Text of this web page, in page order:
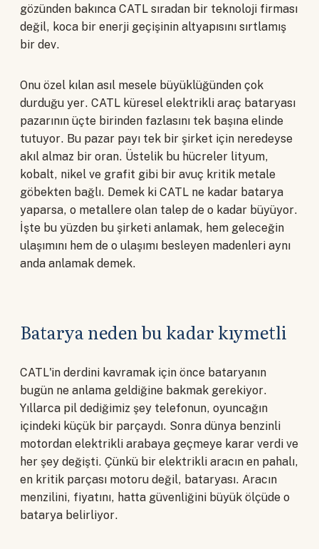
gözünden bakınca CATL sıradan bir teknoloji firması
değil, koca bir enerji geçişinin altyapısını sırtlamış
bir dev.
Onu özel kılan asıl mesele büyüklüğünden çok
durduğu yer. CATL küresel elektrikli araç bataryası
pazarının üçte birinden fazlasını tek başına elinde
tutuyor. Bu pazar payı tek bir şirket için neredeyse
akıl almaz bir oran. Üstelik bu hücreler lityum,
kobalt, nikel ve grafit gibi bir avuç kritik metale
göbekten bağlı. Demek ki CATL ne kadar batarya
yaparsa, o metallere olan talep de o kadar büyüyor.
İşte bu yüzden bu şirketi anlamak, hem geleceğin
ulaşımını hem de o ulaşımı besleyen madenleri aynı
anda anlamak demek.
Batarya neden bu kadar kıymetli
CATL'in derdini kavramak için önce bataryanın
bugün ne anlama geldiğine bakmak gerekiyor.
Yıllarca pil dediğimiz şey telefonun, oyuncağın
içindeki küçük bir parçaydı. Sonra dünya benzinli
motordan elektrikli arabaya geçmeye karar verdi ve
her şey değişti. Çünkü bir elektrikli aracın en pahalı,
en kritik parçası motoru değil, bataryası. Aracın
menzilini, fiyatını, hatta güvenliğini büyük ölçüde o
batarya belirliyor.